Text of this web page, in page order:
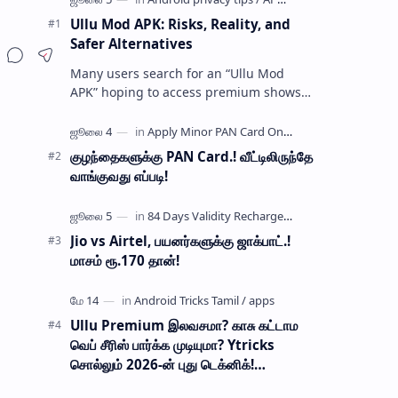
Ullu Mod APK: Risks, Reality, and
Safer Alternatives
Many users search for an “Ullu Mod
APK” hoping to access premium shows
modified application files are often …
குழந்தைகளுக்கு PAN Card.! வீட்டிலிருந்தே
வாங்குவது எப்படி!
Jio vs Airtel, பயனர்களுக்கு ஜாக்பாட்.!
மாசம் ரூ.170 தான்!
Ullu Premium இலவசமா? காசு கட்டாம
வெப் சீரிஸ் பார்க்க முடியுமா? Ytricks
சொல்லும் 2026-ன் புது டெக்னிக்!